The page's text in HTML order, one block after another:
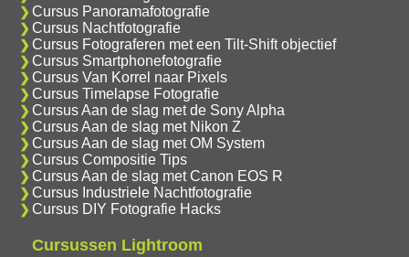
Cursus Panoramafotografie
Cursus Nachtfotografie
Cursus Fotograferen met een Tilt-Shift objectief
Cursus Smartphonefotografie
Cursus Van Korrel naar Pixels
Cursus Timelapse Fotografie
Cursus Aan de slag met de Sony Alpha
Cursus Aan de slag met Nikon Z
Cursus Aan de slag met OM System
Cursus Compositie Tips
Cursus Aan de slag met Canon EOS R
Cursus Industriele Nachtfotografie
Cursus DIY Fotografie Hacks
Cursussen Lightroom